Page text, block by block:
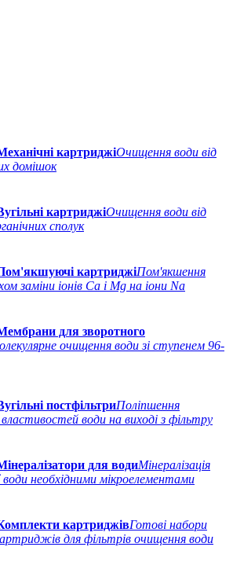
картриджіОчищення води від
домішок
картриджіОчищення води від
сполук
картриджіПом'якшення
заміни іонів Ca і Mg на іони Na
для зворотного
очищення води зі ступенем 96-
постфільтриПоліпшення
води на виході з фільтру
для водиМінералізація
необхідними мікроелементами
картриджівГотові набори
для фільтрів очищення води